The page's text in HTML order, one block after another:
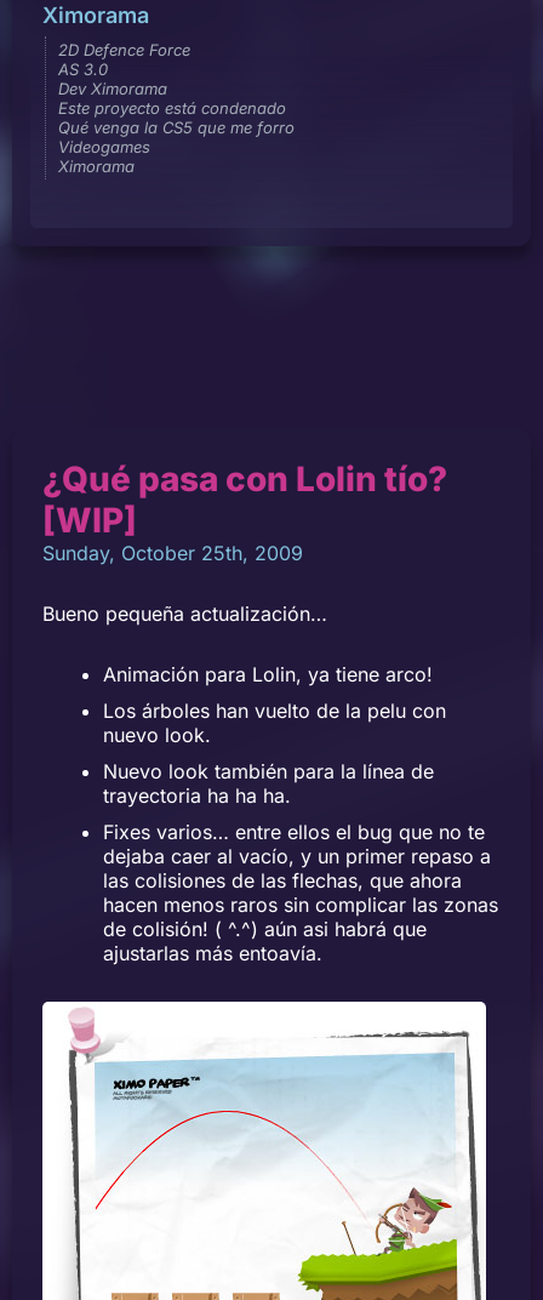
Ximorama
2D Defence Force
AS 3.0
Dev Ximorama
Este proyecto está condenado
Qué venga la CS5 que me forro
Videogames
Ximorama
¿Qué pasa con Lolin tío?
[WIP]
Sunday, October 25th, 2009
Bueno pequeña actualización…
Animación para Lolin, ya tiene arco!
Los árboles han vuelto de la pelu con
nuevo look.
Nuevo look también para la línea de
trayectoria ha ha ha.
Fixes varios… entre ellos el bug que no te
dejaba caer al vacío, y un primer repaso a
las colisiones de las flechas, que ahora
hacen menos raros sin complicar las zonas
de colisión! ( ^.^) aún asi habrá que
ajustarlas más entoavía.